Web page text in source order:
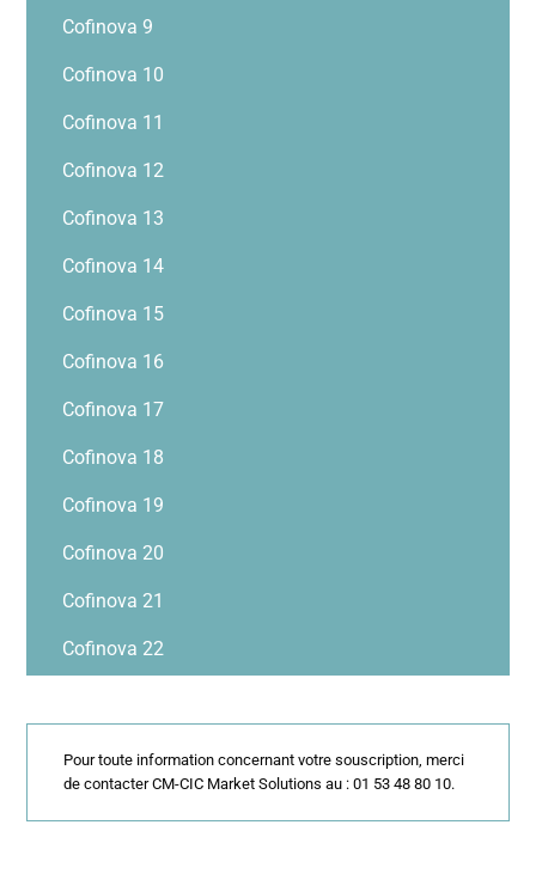
Cofinova 9
Cofinova 10
Cofinova 11
Cofinova 12
Cofinova 13
Cofinova 14
Cofinova 15
Cofinova 16
Cofinova 17
Cofinova 18
Cofinova 19
Cofinova 20
Cofinova 21
Cofinova 22
Pour toute information concernant votre souscription, merci
de contacter CM-CIC Market Solutions au : 01 53 48 80 10.